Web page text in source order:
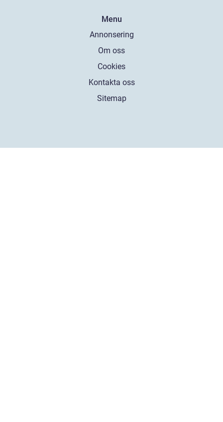
Menu
Annonsering
Om oss
Cookies
Kontakta oss
Sitemap